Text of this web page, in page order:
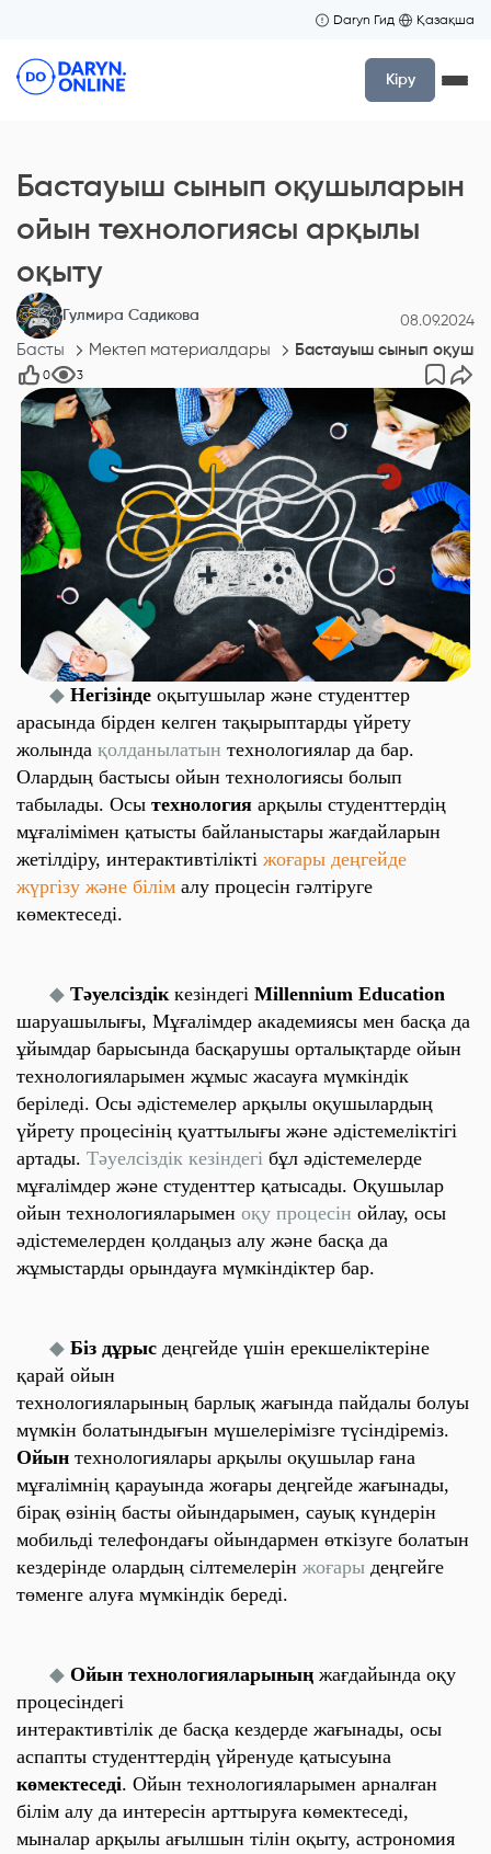
Daryn Гид Қазақша
Кіру
Бастауыш сынып оқушыларын
ойын технологиясы арқылы
оқыту
Гулмира Садикова 08.09.2024
Басты Мектеп материалдары Бастауыш сынып
0 3
◆ Негізінде оқытушылар және студенттер
арасында бірден келген тақырыптарды үйрету
жолында қолданылатын технологиялар да бар.
Олардың бастысы ойын технологиясы болып
табылады. Осы технология арқылы студенттердің
мұғалімімен қатысты байланыстары жағдайларын
жетілдіру, интерактивтілікті жоғары деңгейде
жүргізу және білім алу процесін гәлтіруге
көмектеседі.
◆ Тәуелсіздіккезіндегі Millennium Education
шаруашылығы, Мұғалімдер академиясы мен басқа да
ұйымдар барысында басқарушы орталықтарде ойын
технологияларымен жұмыс жасауға мүмкіндік
беріледі. Осы әдістемелер арқылы оқушылардың
үйрету процесінің қуаттылығы және әдістемеліктігі
артады. Тәуелсіздік кезіндегі бұл әдістемелерде
мұғалімдер және студенттер қатысады. Оқушылар
ойын технологияларымен оқу процесін ойлау, осы
әдістемелерден қолдаңыз алу және басқа да
жұмыстарды орындауға мүмкіндіктер бар.
◆ Біз дұрыс деңгейде үшін ерекшеліктеріне
қарай ойын
технологияларының барлық жағында пайдалы болуы
мүмкін болатындығын мүшелерімізге түсіндіреміз.
Ойын технологиялары арқылы оқушылар ғана
мұғалімнің қарауында жоғары деңгейде жағынады,
бірақ өзінің басты ойындарымен, сауық күндерін
мобильді телефондағы ойындармен өткізуге болатын
кездерінде олардың сілтемелерін жоғары деңгейге
төменге алуға мүмкіндік береді.
◆ Ойын технологияларының жағдайында оқу
процесіндегі
интерактивтілік де басқа кездерде жағынады, осы
аспапты студенттердің үйренуде қатысуына
көмектеседі. Ойын технологияларымен арналған
білім алу да интересін арттыруға көмектеседі,
мыналар арқылы ағылшын тілін оқыту, астрономия